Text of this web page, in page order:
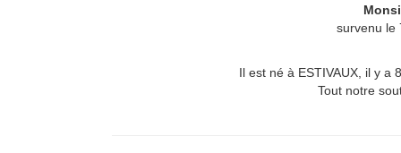
survenu le
Il est né à ESTIVAUX, il y a
Tout notre